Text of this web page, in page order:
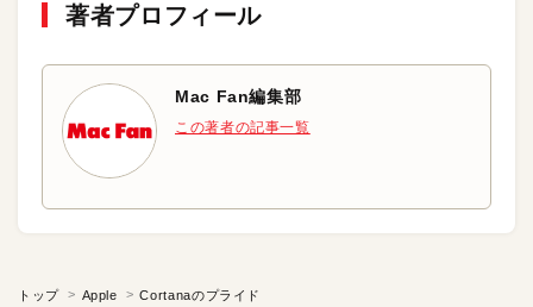
著者プロフィール
Mac Fan編集部
この著者の記事一覧
トップ Apple Cortanaのプライド